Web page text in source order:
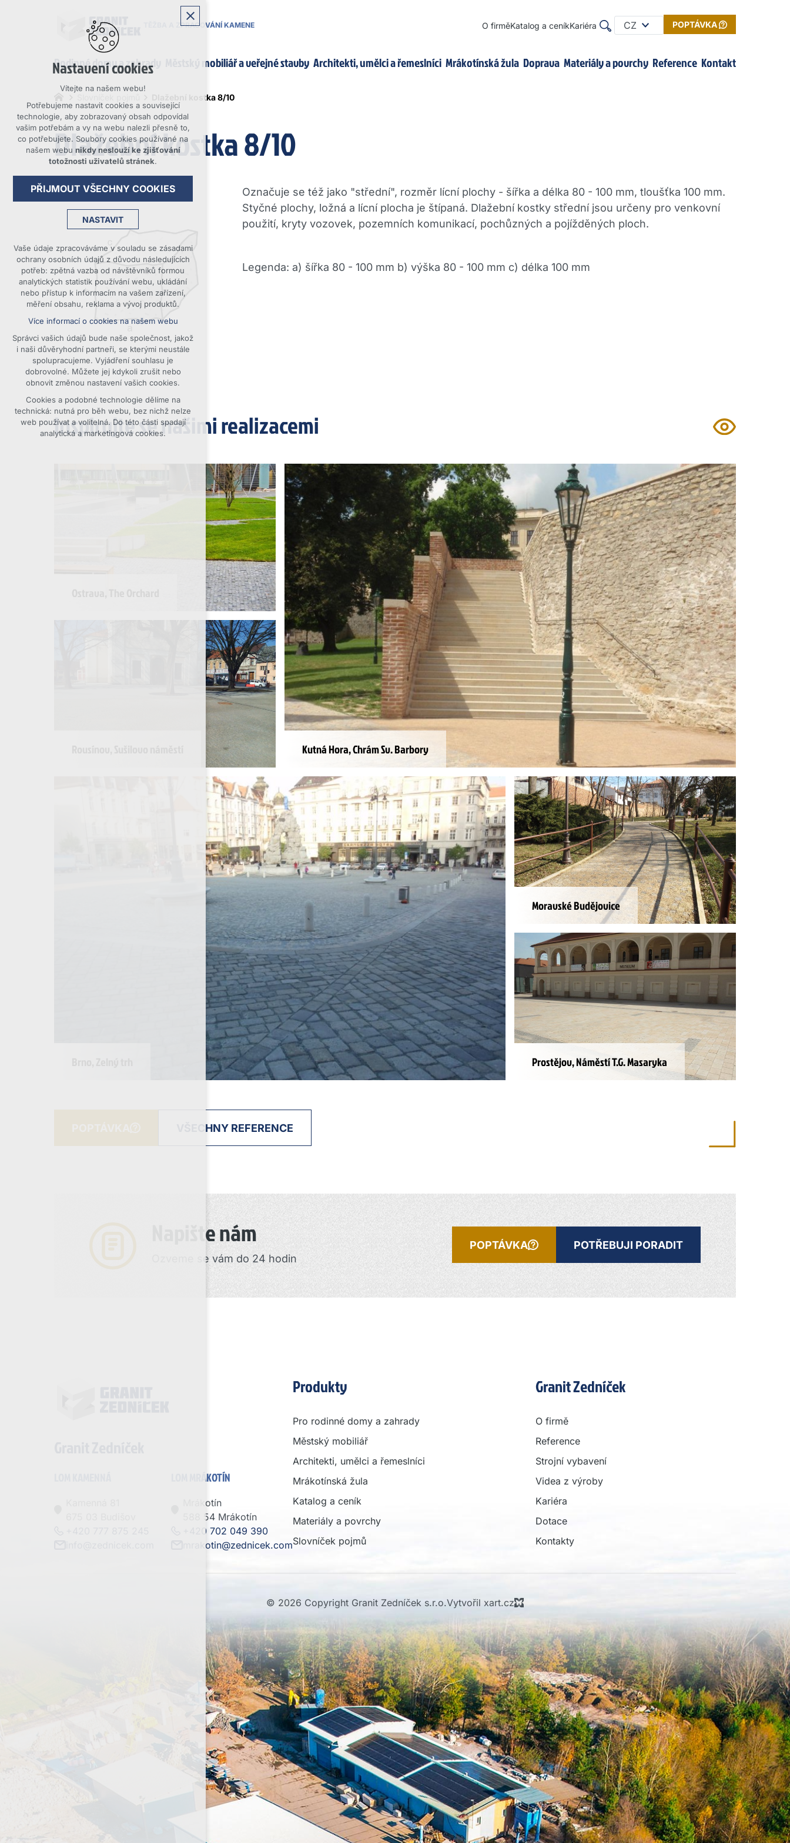
TĚŽBA A ZPRACOVÁNÍ KAMENE O firměKatalog a ceníkKariéra CZ POPTÁVKA
Rodinné domy a zahrady Městský mobiliář a veřejné stavby Architekti, umělci a řemeslníci Mrákotínská žula Doprava Materiály a povrchy Reference Kontakt
Dlažební kostka 8/10
Dlažební kostka 8/10
Označuje se též jako "střední", rozměr lícní plochy - šířka a délka 80 - 100 mm, tloušťka 100 mm.
Styčné plochy, ložná a lícní plocha je štípaná. Dlažební kostky střední jsou určeny pro venkovní
použití, kryty vozovek, pozemních komunikací, pochůzných a pojížděných ploch.
Legenda: a) šířka 80 - 100 mm b) výška 80 - 100 mm c) délka 100 mm
Inspirujte se našimi realizacemi
Kutná Hora, Chrám Sv. Barbory
Moravské Budějovice
Prostějov, Náměstí T.G. Masaryka
VŠECHNY REFERENCE
Napište nám
Ozveme se vám do 24 hodin
POPTÁVKA POTŘEBUJI PORADIT
LOM MRÁKOTÍN
+420 702 049 390
mrakotin@zednicek.com
Mrákotín
588 54 Mrákotín
Produkty
Pro rodinné domy a zahrady
Městský mobiliář
Architekti, umělci a řemeslníci
Mrákotínská žula
Katalog a ceník
Materiály a povrchy
Slovníček pojmů
Granit Zedníček
O firmě
Reference
Strojní vybavení
Videa z výroby
Kariéra
Dotace
Kontakty
© 2026 Copyright Granit Zedníček s.r.o.Vytvořil xart.cz
Nastavení cookies
Vítejte na našem webu!
Potřebujeme nastavit cookies a související
technologie, aby zobrazovaný obsah odpovídal
vašim potřebám a vy na webu nalezli přesně to,
co potřebujete. Soubory cookies používané na
našem webu nikdy neslouží ke zjišťování
totožnosti uživatelů stránek.
PŘIJMOUT VŠECHNY COOKIES
NASTAVIT
Technická cookies
nutná pro provozování webu
udržení kontextu stránek (session):
případná přihlášení, volby jazyka, apod.
Volitelná cookies
analytická pro anonymizované vyhodnocení
návštěvnosti
marketingová cookies (Google, Seznam,
Facebook)
Více informací o cookies na našem webu
PŘIJMOUT VŠECHNY COOKIES
ODMÍTNOUT VOLITELNÁ
Vaše údaje zpracováváme v souladu se zásadami
ochrany osobních údajů z důvodu následujících
potřeb: zpětná vazba od návštěvníků formou
analytických statistik používání webu, ukládání
nebo přístup k informacím na vašem zařízení,
měření obsahu, reklama a vývoj produktů.
Více informací o cookies na našem webu
Správci vašich údajů bude naše společnost, jakož
i naši důvěryhodní partneři, se kterými neustále
spolupracujeme. Vyjádření souhlasu je
dobrovolné. Můžete jej kdykoli zrušit nebo
obnovit změnou nastavení vašich cookies.
Cookies a podobné technologie dělíme na
technická: nutná pro běh webu, bez nichž nelze
web používat a volitelná. Do této části spadají
analytická a marketingová cookies.